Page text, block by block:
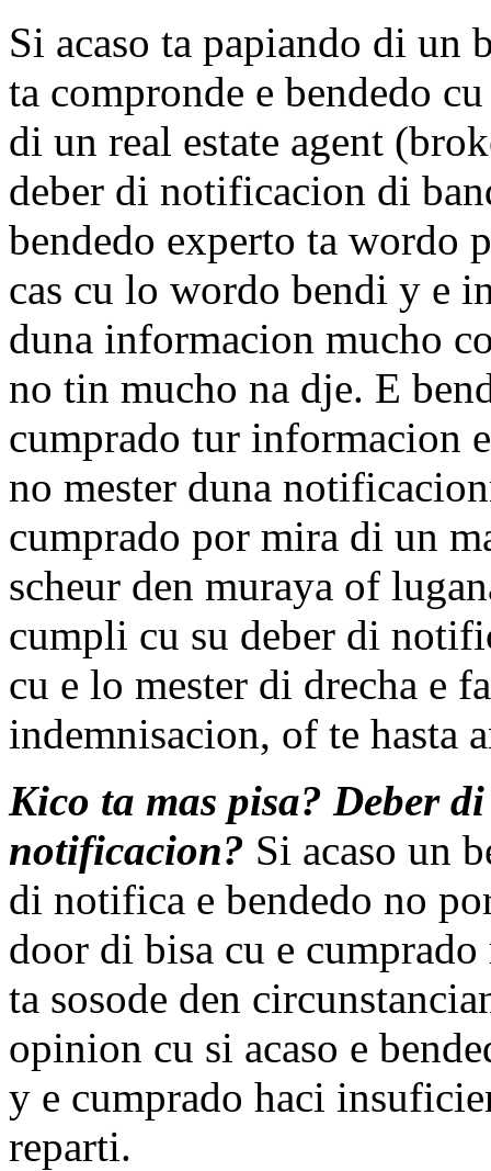
Si acaso ta papiando di un
ta compronde e bendedo
di un real estate agent
deber di notificacion di
bendedo experto ta wordo
cas cu lo wordo bendi y e
duna informacion mucho
no tin mucho na dje. E
cumprado tur informacion
no mester duna
cumprado por mira di un
scheur den muraya of
cumpli cu su deber di
cu e lo mester di drecha e
indemnisacion, of te hasta
Kico ta mas pisa? Deber
notificacion? Si acaso un
di notifica e bendedo no
door di bisa cu e
ta sosode den
opinion cu si acaso e
y e cumprado haci
reparti.